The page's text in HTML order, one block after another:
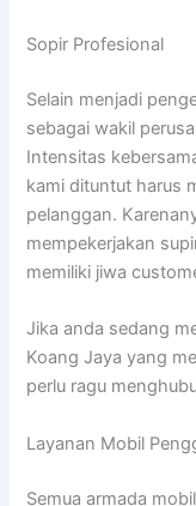
Sopir Profesional
Selain menjadi
sebagai wakil
Intensitas
kami dituntut harus
pelanggan.
mempekerjakan
memiliki jiwa
Jika anda sedang
Koang Jaya yang
perlu ragu
Layanan Mobil
Semua armada